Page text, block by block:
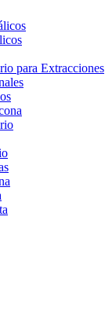
para Extracciones